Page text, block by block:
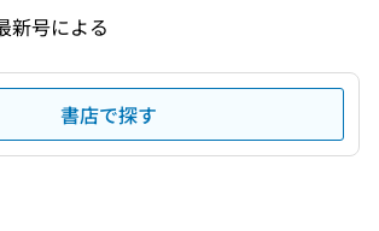
新号による
書店で探す